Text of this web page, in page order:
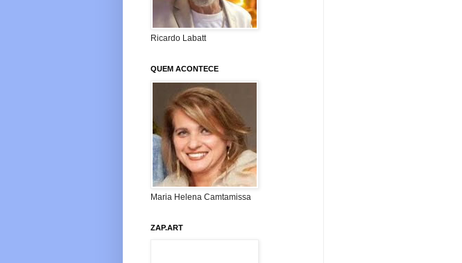
Ricardo Labatt
QUEM ACONTECE
Maria Helena Camtamissa
ZAP.ART